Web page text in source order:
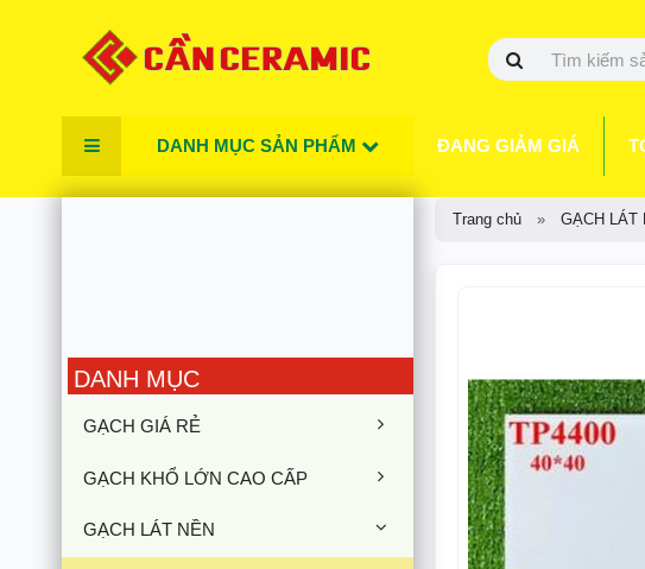
DANH MỤC SẢN PHẨM ĐANG GIẢM GIÁ
DANH MỤC
GẠCH GIÁ RẺ
GẠCH KHỔ LỚN CAO CẤP
GẠCH LÁT NỀN
Trang chủ GẠCH LÁT